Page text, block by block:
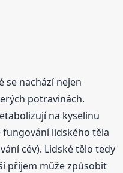
se nachází nejen
potravinách.
na kyselinu
lidského těla
cév). Lidské tělo tedy
příjem může způsobit